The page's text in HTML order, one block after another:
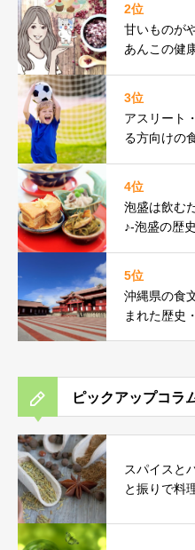
2位
甘いものが
あんこの健
3位
アスリート
る方向けの
4位
泡盛は飲む
♪-泡盛の歴
5位
沖縄県の食
まれた歴史
ピックアップコラ
スパイスと
と振りで料